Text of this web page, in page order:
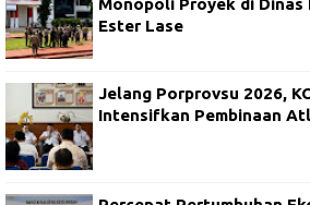
Monopoli Proyek di Dinas
Ester Lase
Jelang Porprovsu 2026,
Intensifkan Pembinaan